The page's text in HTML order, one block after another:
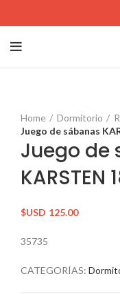
Home Dormitorio
Juego de sábanas
Juego de
KARSTEN
$USD 125.00
35735
CATEGORÍAS: